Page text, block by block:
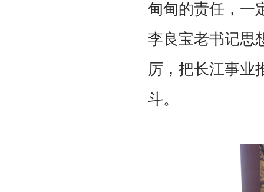
甸甸的责任，一
李良宝老书记思
厉，把长江事业
斗。